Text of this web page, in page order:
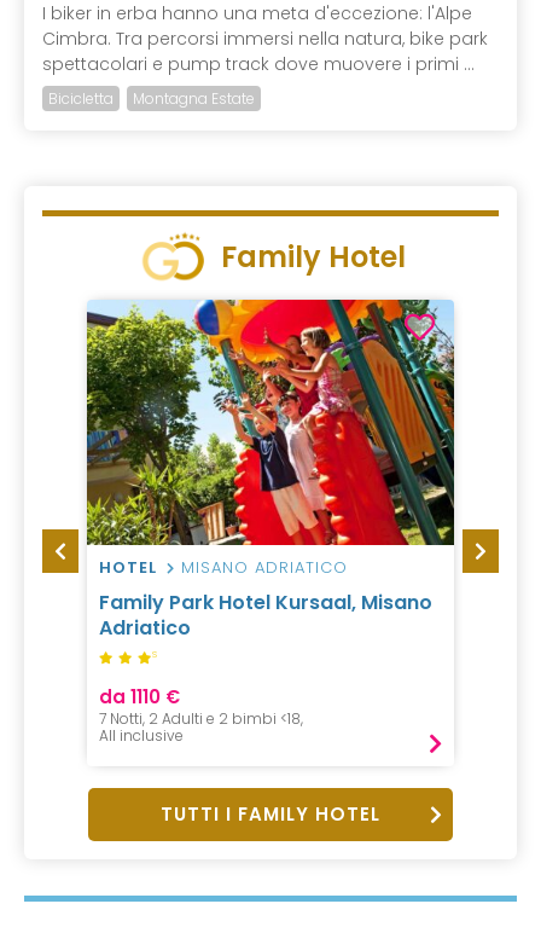
I biker in erba hanno una meta d'eccezione: l'Alpe
Cimbra. Tra percorsi immersi nella natura, bike park
spettacolari e pump track dove muovere i primi ...
Bicicletta Montagna Estate
Family Hotel
HOTEL MISANO ADRIATICO
Family Park Hotel Kursaal, Misano
Adriatico
S
da 1110 €
7 Notti, 2 Adulti e 2 bimbi <18,
All inclusive
HOTEL
TUTTI I FAMILY HOTEL